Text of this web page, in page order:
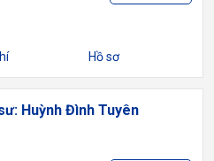
Hồ sơ
Huỳnh Đình Tuyên